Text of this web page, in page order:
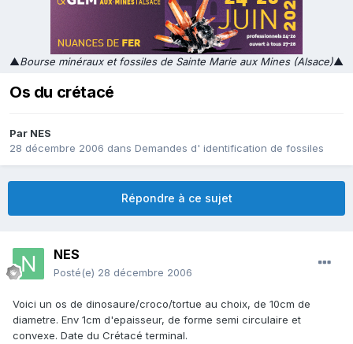
▲Bourse minéraux et fossiles de Sainte Marie aux Mines (Alsace)▲
Os du crétacé
Par NES
28 décembre 2006 dans Demandes d' identification de fossiles
Répondre à ce sujet
NES
Posté(e) 28 décembre 2006
Voici un os de dinosaure/croco/tortue au choix, de 10cm de
diametre. Env 1cm d'epaisseur, de forme semi circulaire et
convexe. Date du Crétacé terminal.